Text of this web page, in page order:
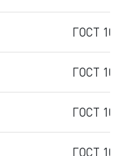
ГОСТ
ГОСТ
ГОСТ
ГОСТ